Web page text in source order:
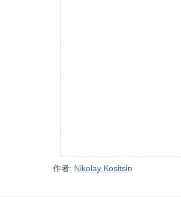
作者: Nikolay Kositsin